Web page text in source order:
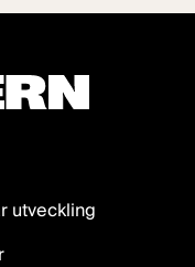
utveckling